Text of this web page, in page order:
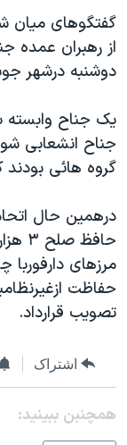
گالری عکس
آرشیو پخش زنده
اعتراضات زن،
مجموعه
دادگاه حمید نوری
چهل سال
اعتراضات مردمی
اسرائیل در جنگ
نرگس محمدی
همایش
گفتگوهای ميان
از رهبران عمده
دوشنبه درشهر
يک جناح
جناح انشعابی
گروه هائی
درهمين حال
مرزهای
حفاظت
تصويب قرارداد.
اشتراک
همچنبن ببینید: